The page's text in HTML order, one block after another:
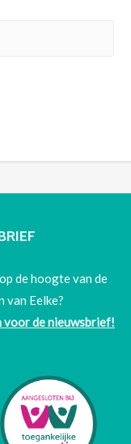
de hoogte van de
Eelke?
voor de nieuwsbrief!